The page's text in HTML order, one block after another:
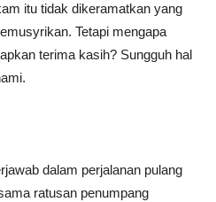
itu tidak dikeramatkan yang
Tetapi mengapa
terima kasih? Sungguh hal
dalam perjalanan pulang
ratusan penumpang